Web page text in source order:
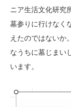
ニア生活文化研究
墓参りに行けなく
えたのではないか
なうちに墓じまい
います。